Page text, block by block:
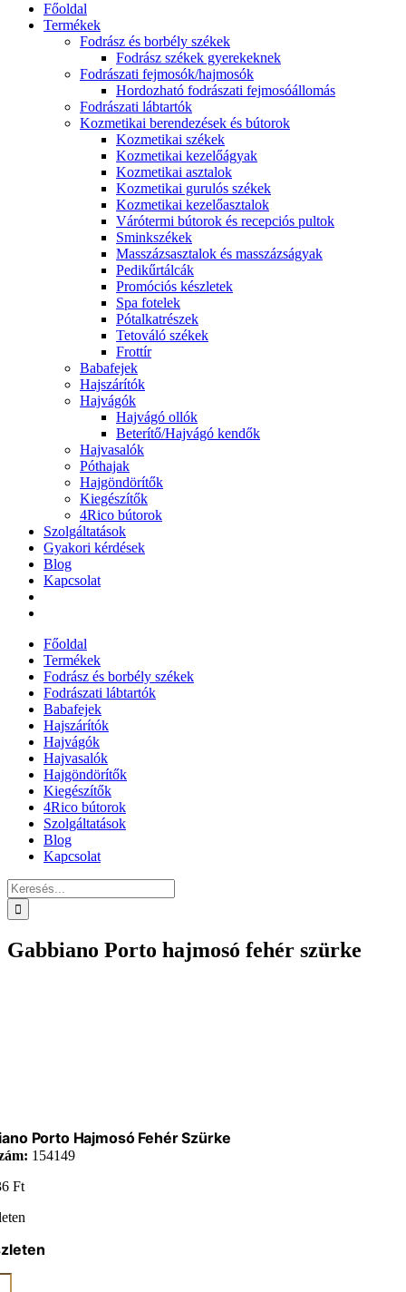
Főoldal
Termékek
Fodrász és borbély székek
Fodrász székek gyerekeknek
Fodrászati fejmosók/hajmosók
Hordozható fodrászati fejmosóállomás
Fodrászati lábtartók
Kozmetikai berendezések és bútorok
Kozmetikai székek
Kozmetikai kezelőágyak
Kozmetikai asztalok
Kozmetikai gurulós székek
Kozmetikai kezelőasztalok
Várótermi bútorok és recepciós pultok
Sminkszékek
Masszázsasztalok és masszázságyak
Pedikűrtálcák
Promóciós készletek
Spa fotelek
Pótalkatrészek
Tetováló székek
Frottír
Babafejek
Hajszárítók
Hajvágók
Hajvágó ollók
Beterítő/Hajvágó kendők
Hajvasalók
Póthajak
Hajgöndörítők
Kiegészítők
4Rico bútorok
Szolgáltatások
Gyakori kérdések
Blog
Kapcsolat
Főoldal
Termékek
Fodrász és borbély székek
Fodrászati lábtartók
Babafejek
Hajszárítók
Hajvágók
Hajvasalók
Hajgöndörítők
Kiegészítők
4Rico bútorok
Szolgáltatások
Blog
Kapcsolat
Keresés...
Gabbiano Porto hajmosó fehér szürke
Porto Hajmosó Fehér Szürke
154149
Ft